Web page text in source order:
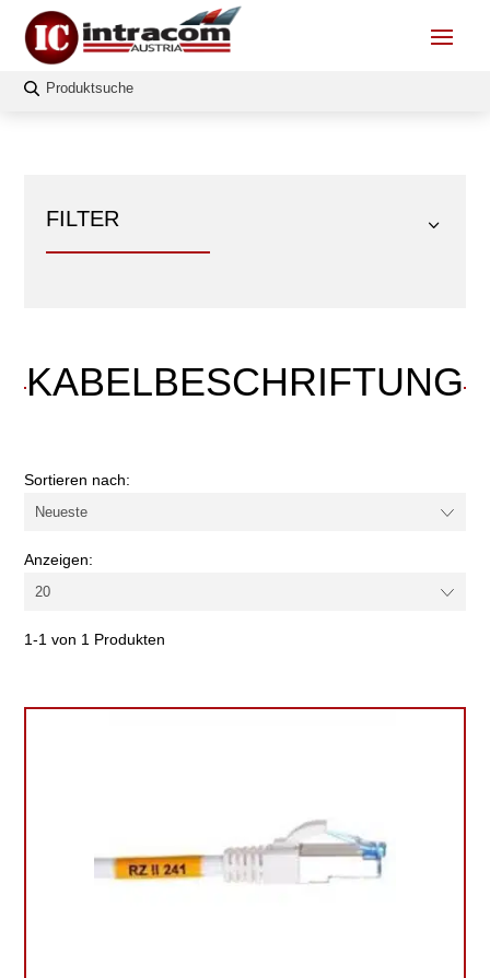
FILTER
FILTERN
KABELBESCHRIFTUNG
Sortieren nach:
Anzeigen:
1-1 von 1 Produkten